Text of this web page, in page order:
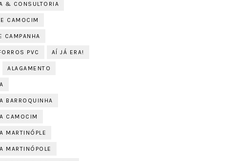
& CONSULTORIA
CAMOCIM
CAMPANHA
PVC AÍ JÁ ERA!
ALAGAMENTO
BARROQUINHA
CAMOCIM
MARTINÓPLE
MARTINÓPOLE